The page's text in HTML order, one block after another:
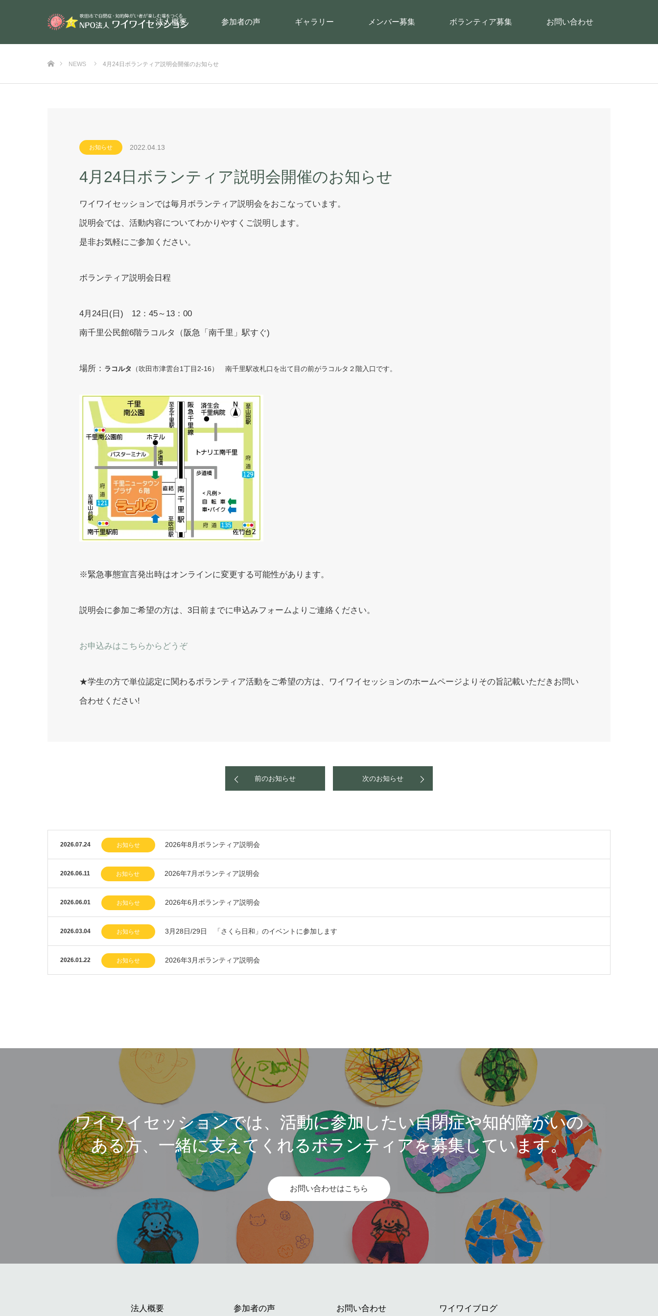
法人概要 参加者の声 ギャラリー メンバー募集 ボランティア募集 お問い合わせ
NEWS 4月24日ボランティア説明会開催のお知らせ
お知らせ 2022.04.13
4月24日ボランティア説明会開催のお知らせ
ワイワイセッションでは毎月ボランティア説明会をおこなっています。
説明会では、活動内容についてわかりやすくご説明します。
是非お気軽にご参加ください。
ボランティア説明会日程
4月24日(日) 12：45～13：00
南千里公民館6階ラコルタ（阪急「南千里」駅すぐ)
場所： ラコルタ （吹田市津雲台1丁目2-16） 南千里駅改札口を出て目の前がラコルタ２階入口です。
※緊急事態宣言発出時はオンラインに変更する可能性があります。
説明会に参加ご希望の方は、3日前までに申込みフォームよりご連絡ください。
お申込みはこちらからどうぞ
★学生の方で単位認定に関わるボランティア活動をご希望の方は、ワイワイセッションのホームページよりその旨記載いただきお問い
合わせください!
前のお知らせ 次のお知らせ
2026.07.24 お知らせ 2026年8月ボランティア説明会
2026.06.11 お知らせ 2026年7月ボランティア説明会
2026.06.01 お知らせ 2026年6月ボランティア説明会
2026.03.04 お知らせ 3月28日/29日 「さくら日和」のイベントに参加します
2026.01.22 お知らせ 2026年3月ボランティア説明会
ワイワイセッションでは、活動に参加したい自閉症や知的障がいの
ある方、一緒に支えてくれるボランティアを募集しています。
お問い合わせはこちら
法人概要 参加者の声 お問い合わせ ワイワイブログ